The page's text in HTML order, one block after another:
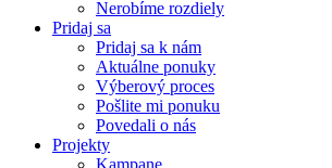
Nerobíme rozdiely
Pridaj sa
Pridaj sa k nám
Aktuálne ponuky
Výberový proces
Pošlite mi ponuku
Povedali o nás
Projekty
Kampane